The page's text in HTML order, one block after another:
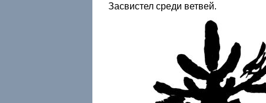
Засвистел среди ветвей.